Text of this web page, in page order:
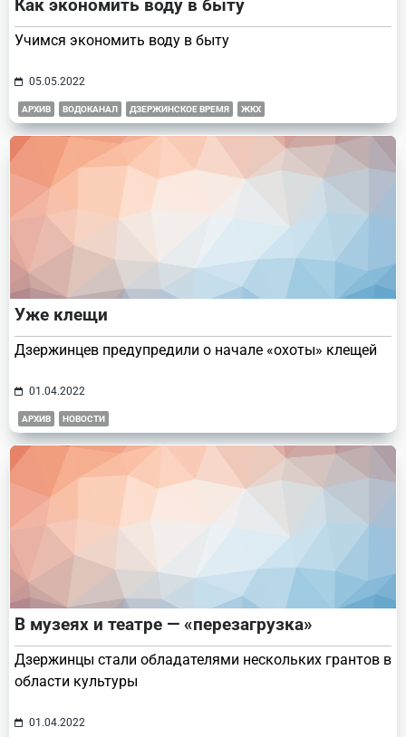
Как экономить воду в быту
Учимся экономить воду в быту
05.05.2022
АРХИВ ВОДОКАНАЛ ДЗЕРЖИНСКОЕ ВРЕМЯ ЖКХ
Уже клещи
Дзержинцев предупредили о начале «охоты» клещей
01.04.2022
АРХИВ НОВОСТИ
В музеях и театре — «перезагрузка»
Дзержинцы стали обладателями нескольких грантов в
области культуры
01.04.2022